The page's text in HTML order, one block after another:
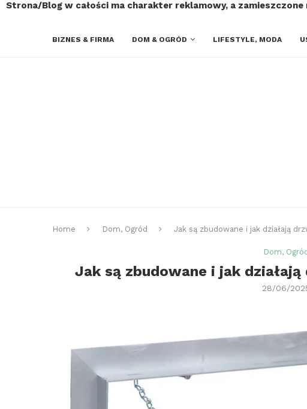
Strona/Blog w całości ma charakter reklamowy, a
BIZNES & FIRMA DOM & OGRÓD LIFESTYLE, MODA
Home Dom, Ogród Jak są zbudowane i jak działają
Dom, Ogród
Jak są zbudowane i jak
28/06/